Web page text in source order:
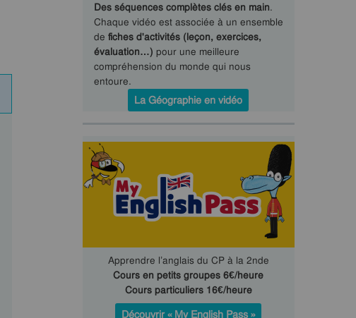
Des séquences complètes clés en main.
Chaque vidéo est associée à un ensemble
de fiches d'activités (leçon, exercices,
évaluation…) pour une meilleure
compréhension du monde qui nous
entoure.
La Géographie en vidéo
Apprendre l’anglais du CP à la 2nde
Cours en petits groupes 6€/heure
Cours particuliers 16€/heure
Découvrir « My English Pass »